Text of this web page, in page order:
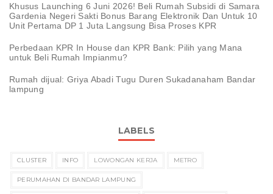
Khusus Launching 6 Juni 2026! Beli Rumah Subsidi di Samara
Gardenia Negeri Sakti Bonus Barang Elektronik Dan Untuk 10
Unit Pertama DP 1 Juta Langsung Bisa Proses KPR
Perbedaan KPR In House dan KPR Bank: Pilih yang Mana
untuk Beli Rumah Impianmu?
Rumah dijual: Griya Abadi Tugu Duren Sukadanaham Bandar
lampung
LABELS
CLUSTER INFO LOWONGAN KERJA METRO
PERUMAHAN DI BANDAR LAMPUNG